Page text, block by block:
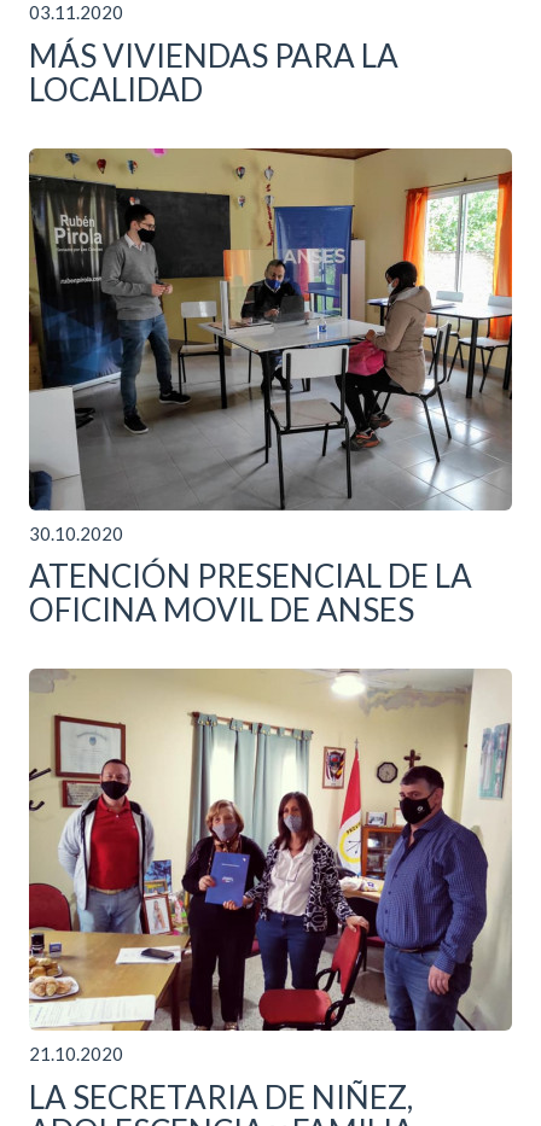
03.11.2020
MÁS VIVIENDAS PARA LA
LOCALIDAD
30.10.2020
ATENCIÓN PRESENCIAL DE LA
OFICINA MOVIL DE ANSES
21.10.2020
LA SECRETARIA DE NIÑEZ,